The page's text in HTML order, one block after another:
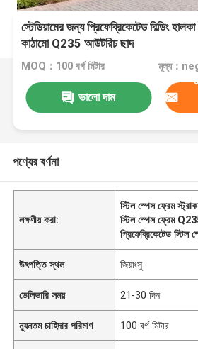
স্টেডিয়ামের জন্য প্রিফেব্রিকেটেড বিল্ডিং
কাঠামো Q235 আউটরিচ ছাদ
MOQ：100 বর্গ মিটার মূল্য：
ভালো দাম
পণ্যের বর্ণনা
লক্ষণীয় করা:
স্টিল স্পেস ফ্রেম
স্টিল স্পেস ফ্রেম
প্রিফেব্রিকেটেড স্টিল
উৎপত্তি স্থল জিয়াংসু
ডেলিভারি সময় 21-30 দিন
ন্যূনতম চাহিদার পরিমাণ 100 বর্গ মিটার